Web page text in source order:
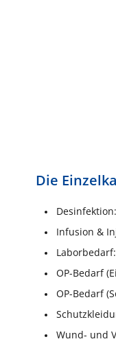
Die
Infusion &
OP-Bedarf
OP-Bedarf
Wund- und